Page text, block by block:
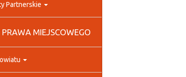
Partnerskie
MIEJSCOWEGO